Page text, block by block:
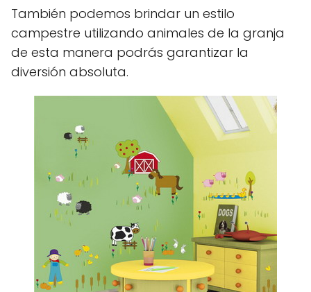
También podemos brindar un estilo
campestre utilizando animales de la granja
de esta manera podrás garantizar la
diversión absoluta.